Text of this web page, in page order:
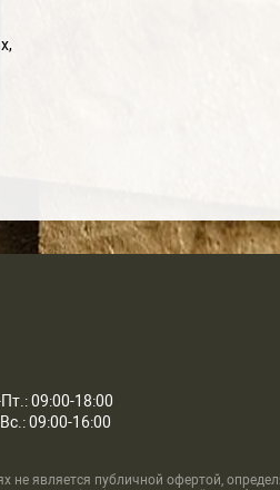
09:00-18:00
09:00-16:00
является публичной офертой,